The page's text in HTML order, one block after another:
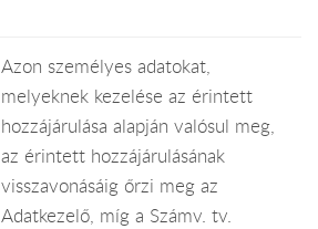
Azon személyes adatokat,
melyeknek kezelése az érintett
hozzájárulása alapján valósul meg,
az érintett hozzájárulásának
visszavonásáig őrzi meg az
Adatkezelő, míg a Számv. tv.